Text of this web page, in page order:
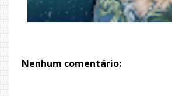
Nenhum comentário: